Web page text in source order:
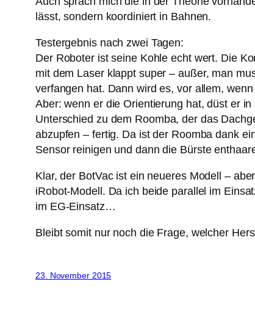
lässt, sondern koordiniert in Bahnen.
Testergebnis nach zwei Tagen:
Der Roboter ist seine Kohle echt wert. Die
mit dem Laser klappt super – außer, man
verfangen hat. Dann wird es, vor allem,
Aber: wenn er die Orientierung hat, düst er
Unterschied zu dem Roomba, der das
abzupfen – fertig. Da ist der Roomba dank
Sensor reinigen und dann die Bürste
Klar, der BotVac ist ein neueres Modell –
iRobot-Modell. Da ich beide parallel im
im EG-Einsatz…
Bleibt somit nur noch die Frage, welcher
23. November 2015